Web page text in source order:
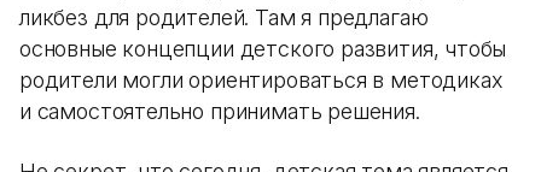
ликбез для родителей. Там я предлагаю
основные концепции детского развития, чтобы
родители могли ориентироваться в методиках
и самостоятельно принимать решения.